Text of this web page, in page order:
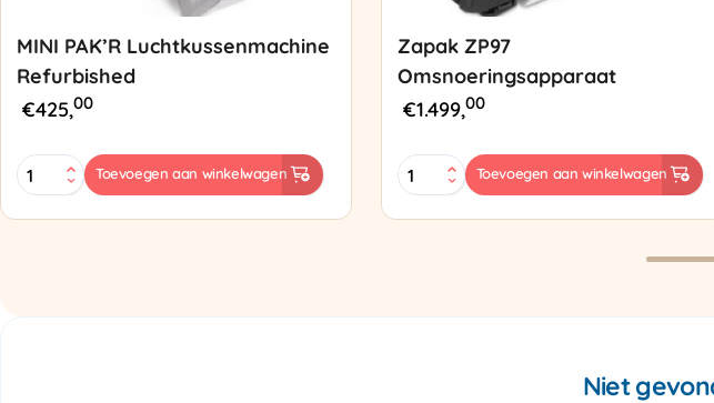
MINI PAK’R Luchtkussenmachine
Refurbished
€425,00
MINI
PAK'R
Toevoegen aan winkelwagen
Zapak ZP97
Omsnoeringsapparaat
€1.499,00
Zapak
ZP97
Toevoegen aan winkelwagen
Niet